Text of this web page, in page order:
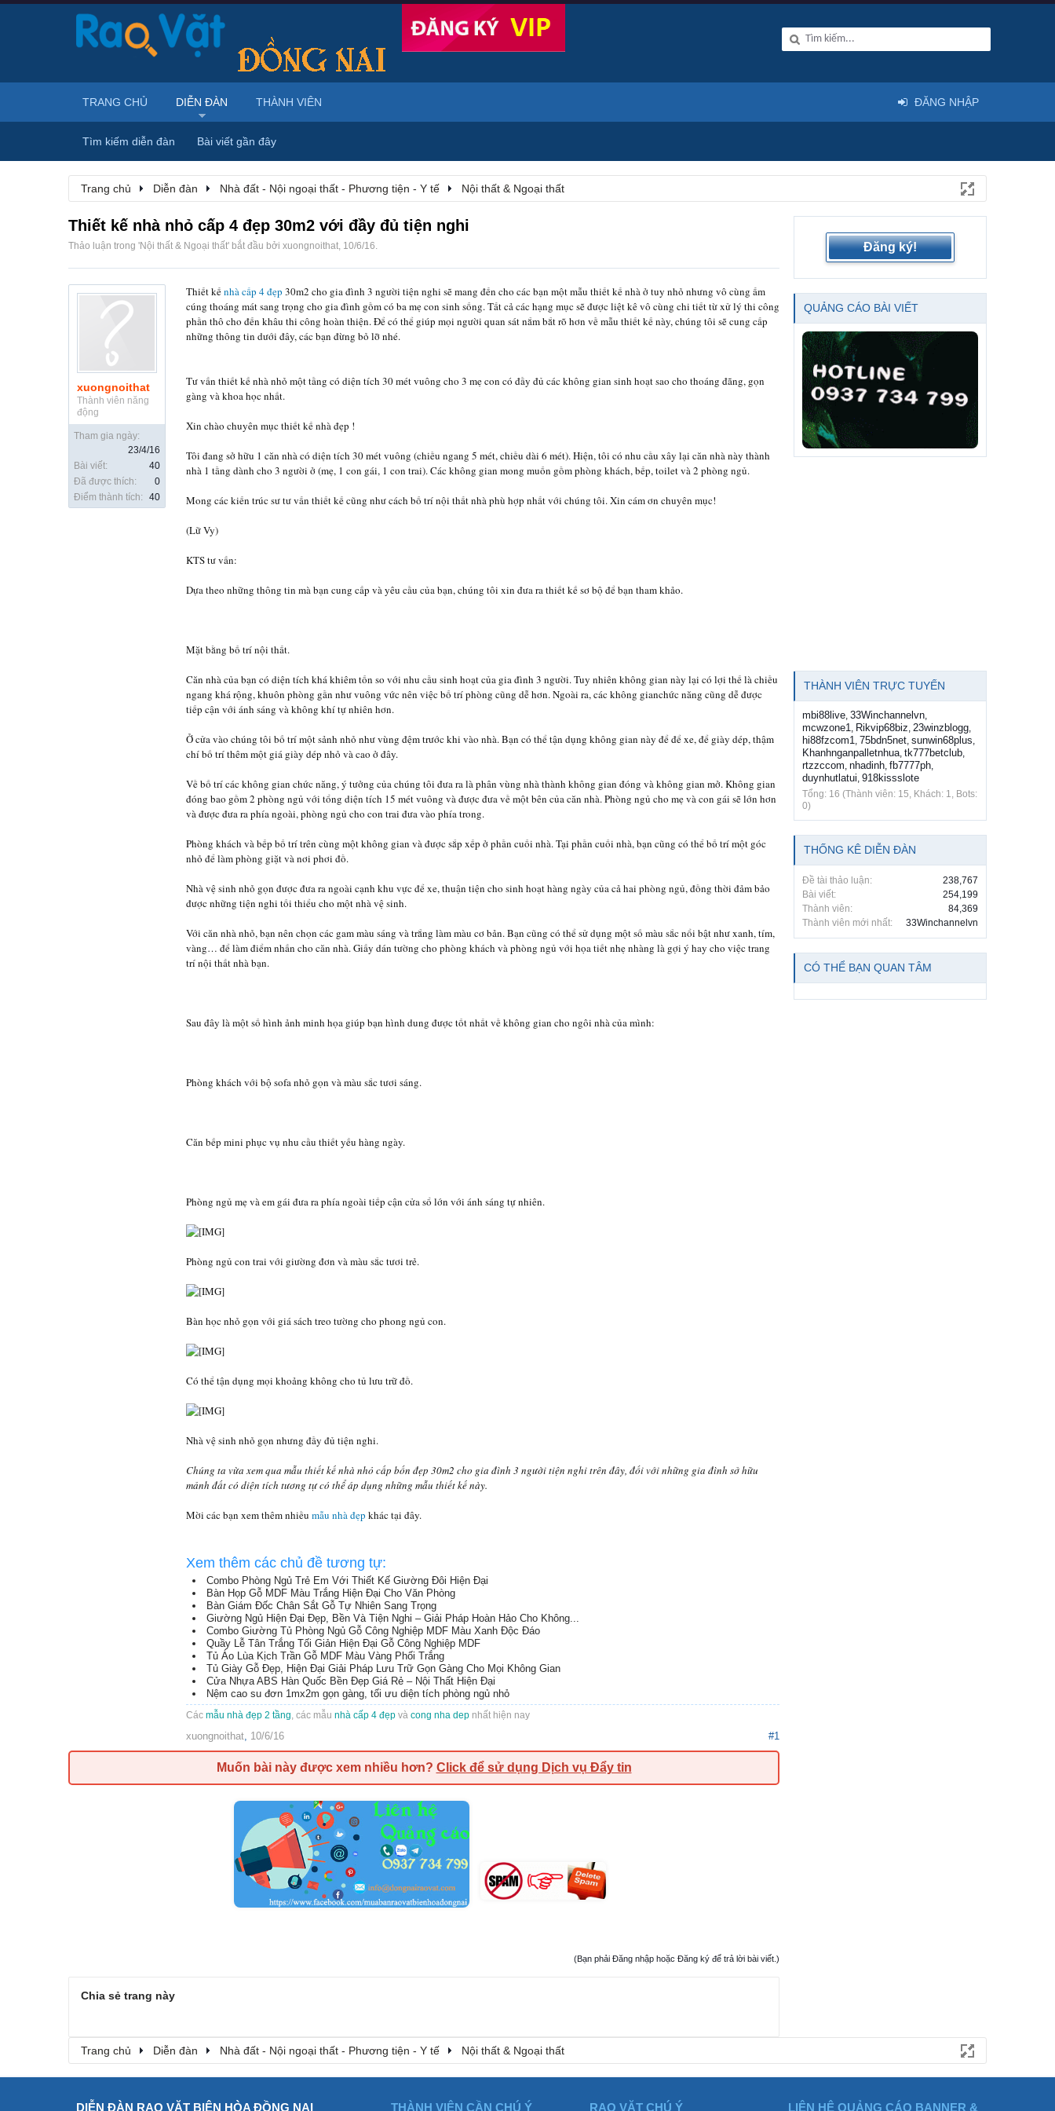
Trang chủ Diễn đàn Nhà đất - Nội ngoại thất - Phương tiện - Y tế Nội thất & Ngoại thất
Thiết kế nhà nhỏ cấp 4 đẹp 30m2 với đầy đủ tiện nghi
Thảo luận trong 'Nội thất & Ngoại thất' bắt đầu bởi xuongnoithat, 10/6/16.
xuongnoithat
Thành viên năng
động
Tham gia ngày:
23/4/16
Bài viết:
40
Đã được thích:
0
Điểm thành tích:
40
Thiết kếnhà cấp 4 đẹp 30m2 cho gia đình 3 người tiện nghi sẽ mang đến cho các bạn một mẫu thiết kế nhà ở tuy nhỏ nhưng vô cùng ấm
cúng thoáng mát sang trọng cho gia đình gồm có ba mẹ con sinh sống. Tất cả các hạng mục sẽ được liệt kê vô cùng chi tiết từ xử lý thi công
phần thô cho đến khâu thi công hoàn thiện. Để có thể giúp mọi người quan sát nắm bắt rõ hơn về mẫu thiết kế này, chúng tôi sẽ cung cấp
những thông tin dưới đây, các bạn đừng bỏ lỡ nhé.
Tư vấn thiết kế nhà nhỏ một tầng có diện tích 30 mét vuông cho 3 mẹ con có đầy đủ các không gian sinh hoạt sao cho thoáng đãng, gọn
gàng và khoa học nhất.
Xin chào chuyên mục thiết kế nhà đẹp !
Tôi đang sở hữu 1 căn nhà có diện tích 30 mét vuông (chiều ngang 5 mét, chiều dài 6 mét). Hiện, tôi có nhu cầu xây lại căn nhà này thành
nhà 1 tầng dành cho 3 người ở (mẹ, 1 con gái, 1 con trai). Các không gian mong muốn gồm phòng khách, bếp, toilet và 2 phòng ngủ.
Mong các kiến trúc sư tư vấn thiết kế cũng như cách bố trí nội thất nhà phù hợp nhất với chúng tôi. Xin cám ơn chuyên mục!
(Lữ Vy)
KTS tư vấn:
Dựa theo những thông tin mà bạn cung cấp và yêu cầu của bạn, chúng tôi xin đưa ra thiết kế sơ bộ để bạn tham khảo.
Mặt bằng bố trí nội thất.
Căn nhà của bạn có diện tích khá khiêm tốn so với nhu cầu sinh hoạt của gia đình 3 người. Tuy nhiên không gian này lại có lợi thế là chiều
ngang khá rộng, khuôn phòng gần như vuông vức nên việc bố trí phòng cũng dễ hơn. Ngoài ra, các không gianchức năng cũng dễ được
tiếp cận với ánh sáng và không khí tự nhiên hơn.
Ở cửa vào chúng tôi bố trí một sảnh nhỏ như vùng đệm trước khi vào nhà. Bạn có thể tận dụng không gian này để để xe, để giày dép, thậm
chí bố trí thêm một giá giày dép nhỏ và cao ở đây.
Về bố trí các không gian chức năng, ý tưởng của chúng tôi đưa ra là phân vùng nhà thành không gian đóng và không gian mở. Không gian
đóng bao gồm 2 phòng ngủ với tổng diện tích 15 mét vuông và được đưa về một bên của căn nhà. Phòng ngủ cho mẹ và con gái sẽ lớn hơn
và được đưa ra phía ngoài, phòng ngủ cho con trai đưa vào phía trong.
Phòng khách và bếp bố trí trên cùng một không gian và được sắp xếp ở phần cuối nhà. Tại phần cuối nhà, bạn cũng có thể bố trí một góc
nhỏ để làm phòng giặt và nơi phơi đồ.
Nhà vệ sinh nhỏ gọn được đưa ra ngoài cạnh khu vực để xe, thuận tiện cho sinh hoạt hàng ngày của cả hai phòng ngủ, đồng thời đảm bảo
được những tiện nghi tối thiểu cho một nhà vệ sinh.
Với căn nhà nhỏ, bạn nên chọn các gam màu sáng và trắng làm màu cơ bản. Bạn cũng có thể sử dụng một số màu sắc nổi bật như xanh, tím,
vàng… để làm điểm nhấn cho căn nhà. Giấy dán tường cho phòng khách và phòng ngủ với họa tiết nhẹ nhàng là gợi ý hay cho việc trang
trí nội thất nhà bạn.
Sau đây là một số hình ảnh minh họa giúp bạn hình dung được tốt nhất về không gian cho ngôi nhà của mình:
Phòng khách với bộ sofa nhỏ gọn và màu sắc tươi sáng.
Căn bếp mini phục vụ nhu cầu thiết yếu hàng ngày.
Phòng ngủ mẹ và em gái đưa ra phía ngoài tiếp cận cửa sổ lớn với ánh sáng tự nhiên.
Phòng ngủ con trai với giường đơn và màu sắc tươi trẻ.
Bàn học nhỏ gọn với giá sách treo tường cho phong ngủ con.
Có thể tận dụng mọi khoảng không cho tủ lưu trữ đồ.
Nhà vệ sinh nhỏ gọn nhưng đầy đủ tiện nghi.
Chúng ta vừa xem qua mẫu thiết kế nhà nhỏ cấp bốn đẹp 30m2 cho gia đình 3 người tiện nghi trên đây, đối với những gia đình sở hữu
mảnh đất có diện tích tương tự có thể áp dụng những mẫu thiết kế này.
Mời các bạn xem thêm nhiều mẫu nhà đẹp khác tại đây.
Xem thêm các chủ đề tương tự:
Combo Phòng Ngủ Trẻ Em Với Thiết Kế Giường Đôi Hiện Đại
Bàn Họp Gỗ MDF Màu Trắng Hiện Đại Cho Văn Phòng
Bàn Giám Đốc Chân Sắt Gỗ Tự Nhiên Sang Trọng
Giường Ngủ Hiện Đại Đẹp, Bền Và Tiện Nghi – Giải Pháp Hoàn Hảo Cho Không...
Combo Giường Tủ Phòng Ngủ Gỗ Công Nghiệp MDF Màu Xanh Độc Đáo
Quầy Lễ Tân Trắng Tối Giản Hiện Đại Gỗ Công Nghiệp MDF
Tủ Áo Lùa Kịch Trần Gỗ MDF Màu Vàng Phối Trắng
Tủ Giày Gỗ Đẹp, Hiện Đại Giải Pháp Lưu Trữ Gọn Gàng Cho Mọi Không Gian
Cửa Nhựa ABS Hàn Quốc Bền Đẹp Giá Rẻ – Nội Thất Hiện Đại
Nệm cao su đơn 1mx2m gọn gàng, tối ưu diện tích phòng ngủ nhỏ
Các mẫu nhà đẹp 2 tầng, các mẫu nhà cấp 4 đẹp và cong nha dep nhất hiện nay
xuongnoithat, 10/6/16 #1
Muốn bài này được xem nhiều hơn? Click để sử dụng Dịch vụ Đẩy tin
(Bạn phải Đăng nhập hoặc Đăng ký để trả lời bài viết.)
Chia sẻ trang này
Đăng ký!
QUẢNG CÁO BÀI VIẾT
THÀNH VIÊN TRỰC TUYẾN
mbi88live, 33Winchannelvn,
mcwzone1, Rikvip68biz, 23winzblogg,
hi88fzcom1, 75bdn5net, sunwin68plus,
Khanhnganpalletnhua, tk777betclub,
rtzzccom, nhadinh, fb7777ph,
duynhutlatui, 918kissslote
Tổng: 16 (Thành viên: 15, Khách: 1, Bots:
0)
THỐNG KÊ DIỄN ĐÀN
Đề tài thảo luận:
238,767
Bài viết:
254,199
Thành viên:
84,369
Thành viên mới nhất:
33Winchannelvn
CÓ THỂ BẠN QUAN TÂM
Trang chủ Diễn đàn Nhà đất - Nội ngoại thất - Phương tiện - Y tế Nội thất & Ngoại thất
TRANG CHỦ DIỄN ĐÀN
Tìm kiếm diễn đàn Bài viết gần đây
THÀNH VIÊN ĐĂNG NHẬP
DIỄN ĐÀN RAO VẶT BIÊN HÒA ĐỒNG NAI THÀNH VIÊN CẦN CHÚ Ý RAO VẶT CHÚ Ý LIÊN HỆ QUẢNG CÁO BANNER &